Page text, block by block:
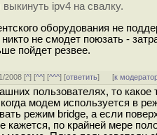
ipv4 на свалку.
оборудования не
не смодет поюзать -
пойдет резвее.
2008 [^] [^^] [^^^] [ответить] [к
пользователях, то
модем используется в
режим bridge, а если
по крайней мере